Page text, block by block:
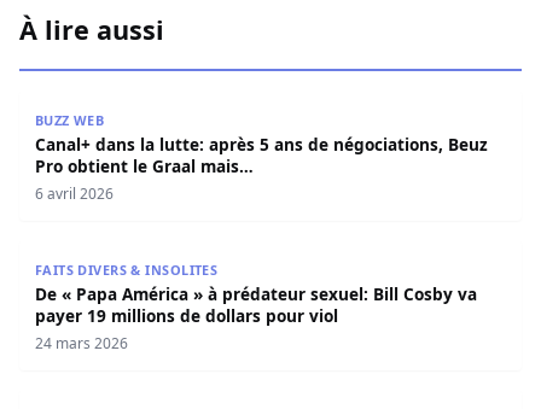
À lire aussi
BUZZ WEB
Canal+ dans la lutte: après 5 ans de négociations, Beuz
Pro obtient le Graal mais…
6 avril 2026
FAITS DIVERS & INSOLITES
De « Papa América » à prédateur sexuel: Bill Cosby va
payer 19 millions de dollars pour viol
24 mars 2026